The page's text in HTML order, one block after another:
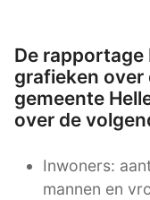
De
grafieken over
gemeente
over de
Inwoners:
mannen en